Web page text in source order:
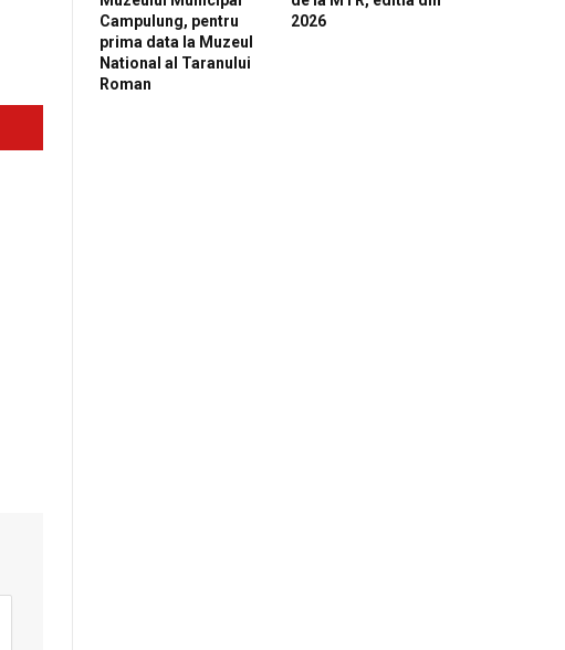
Campulung, pentru
prima data la Muzeul
National al Taranului
Roman
2026